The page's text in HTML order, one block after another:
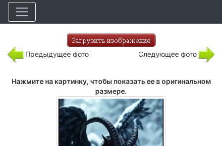
Предыдущее фото Следующее фото
Нажмите на картинку, чтобы показать ее в оригинальном
размере.